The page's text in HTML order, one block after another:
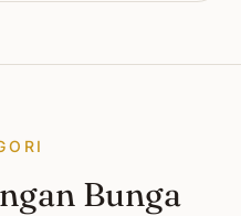
Bunga